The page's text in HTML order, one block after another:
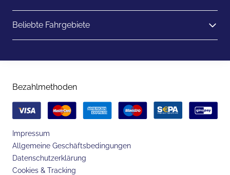
Beliebte Fahrgebiete
Bezahlmethoden
Impressum
Allgemeine Geschäftsbedingungen
Datenschutzerklärung
Cookies & Tracking